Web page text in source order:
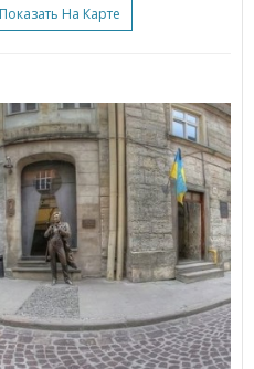
Показать На Карте